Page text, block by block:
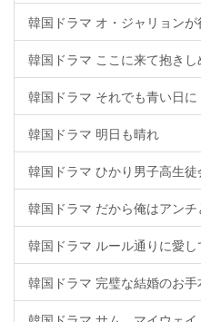
韓国ドラマ オ・ジャリョンが
韓国ドラマ ここに来て抱きし
韓国ドラマ それでも青い日に
韓国ドラマ 明日も晴れ
韓国ドラマ ひかり男子高生徒
韓国ドラマ だから俺はアンチ
韓国ドラマ ルール通りに愛し
韓国ドラマ 完璧な結婚のお手